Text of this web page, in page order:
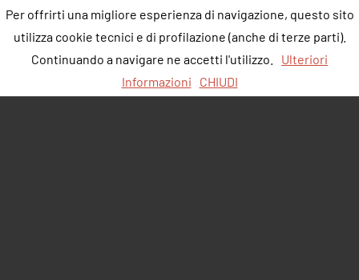
Per offrirti una migliore esperienza di navigazione, questo sito
utilizza cookie tecnici e di profilazione (anche di terze parti).
Continuando a navigare ne accetti l'utilizzo.
Ulteriori
Informazioni
CHIUDI